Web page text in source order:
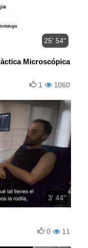
25' 54''
Microscópica
1060
1
3' 44''
11
0